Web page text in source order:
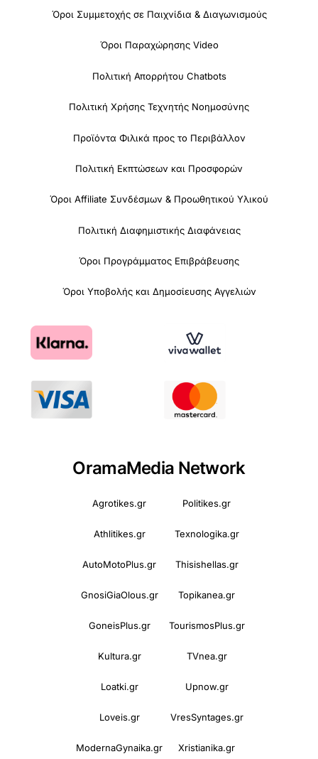
Όροι Συμμετοχής σε Παιχνίδια & Διαγωνισμούς
Όροι Παραχώρησης Video
Πολιτική Απορρήτου Chatbots
Πολιτική Χρήσης Τεχνητής Νοημοσύνης
Προϊόντα Φιλικά προς το Περιβάλλον
Πολιτική Εκπτώσεων και Προσφορών
Όροι Affiliate Συνδέσμων & Προωθητικού Υλικού
Πολιτική Διαφημιστικής Διαφάνειας
Όροι Προγράμματος Επιβράβευσης
Όροι Υποβολής και Δημοσίευσης Αγγελιών
OramaMedia Network
Agrotikes.gr Politikes.gr
Athlitikes.gr Texnologika.gr
AutoMotoPlus.gr Thisishellas.gr
GnosiGiaOlous.gr Topikanea.gr
GoneisPlus.gr TourismosPlus.gr
Kultura.gr TVnea.gr
Loatki.gr Upnow.gr
Loveis.gr VresSyntages.gr
ModernaGynaika.gr Xristianika.gr